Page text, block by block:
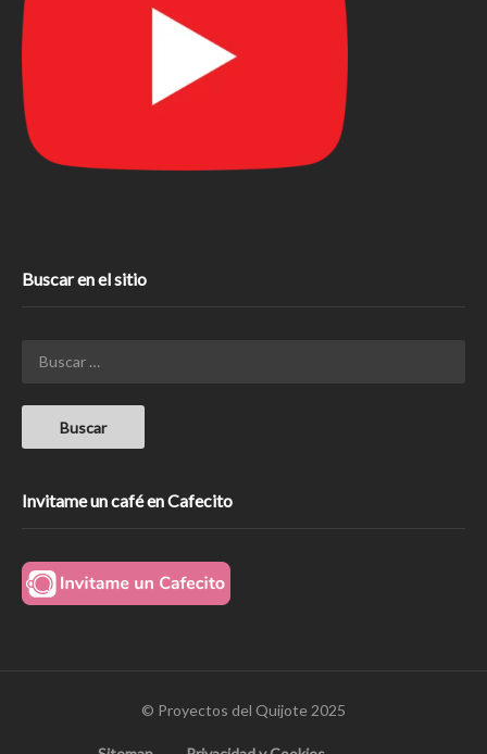
Buscar en el sitio
Invitame un café en Cafecito
© Proyectos del Quijote 2025